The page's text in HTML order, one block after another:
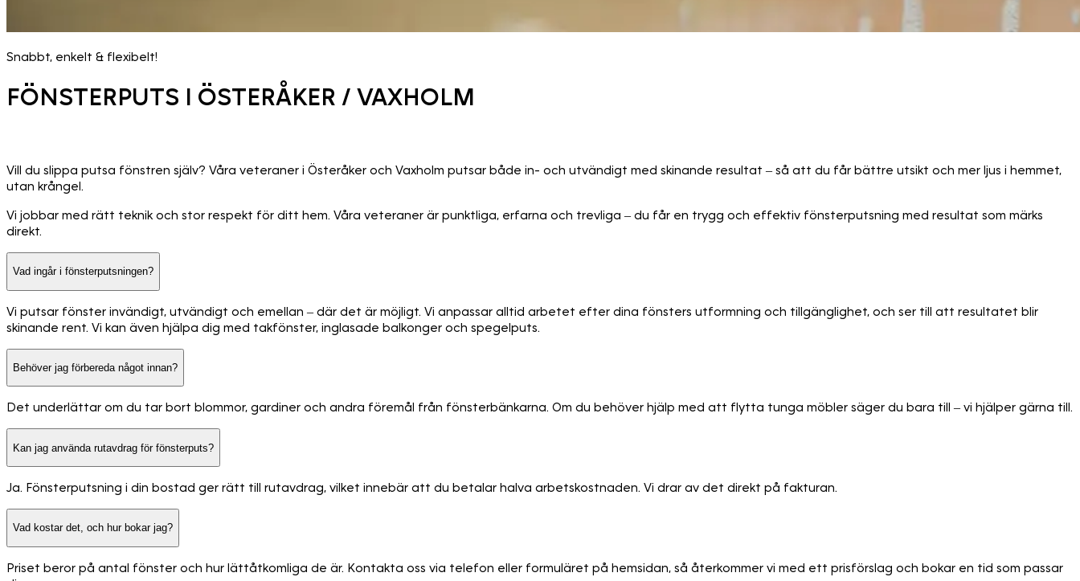
Snabbt, enkelt & flexibelt!
FÖNSTERPUTS I ÖSTERÅKER / VAXHOLM
Vill du slippa putsa fönstren själv? Våra veteraner i Österåker och Vaxholm putsar både in- och utvändigt med skinande resultat – så att du får bättre utsikt och mer ljus i hemmet,
utan krångel.
Vi jobbar med rätt teknik och stor respekt för ditt hem. Våra veteraner är punktliga, erfarna och trevliga – du får en trygg och effektiv fönsterputsning med resultat som märks
direkt.
Vad ingår i fönsterputsningen?
Vi putsar fönster invändigt, utvändigt och emellan – där det är möjligt. Vi anpassar alltid arbetet efter dina fönsters utformning och tillgänglighet, och ser till att resultatet blir
skinande rent. Vi kan även hjälpa dig med takfönster, inglasade balkonger och spegelputs.
Behöver jag förbereda något innan?
Det underlättar om du tar bort blommor, gardiner och andra föremål från fönsterbänkarna. Om du behöver hjälp med att flytta tunga möbler säger du bara till – vi hjälper gärna till.
Kan jag använda rutavdrag för fönsterputs?
Ja. Fönsterputsning i din bostad ger rätt till rutavdrag, vilket innebär att du betalar halva arbetskostnaden. Vi drar av det direkt på fakturan.
Vad kostar det, och hur bokar jag?
Priset beror på antal fönster och hur lättåtkomliga de är. Kontakta oss via telefon eller formuläret på hemsidan, så återkommer vi med ett prisförslag och bokar en tid som passar